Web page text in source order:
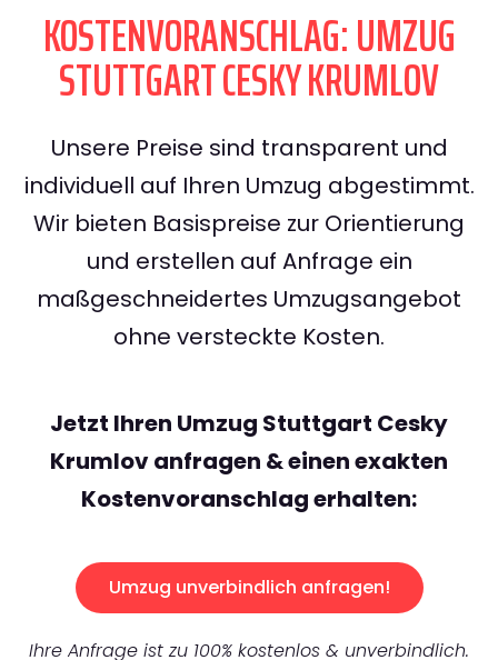
KOSTENVORANSCHLAG: UMZUG
STUTTGART CESKY KRUMLOV
Unsere Preise sind transparent und
individuell auf Ihren Umzug abgestimmt.
Wir bieten Basispreise zur Orientierung
und erstellen auf Anfrage ein
maßgeschneidertes Umzugsangebot
ohne versteckte Kosten.
Jetzt Ihren Umzug Stuttgart Cesky
Krumlov anfragen & einen exakten
Kostenvoranschlag erhalten:
Umzug unverbindlich anfragen!
Ihre Anfrage ist zu 100% kostenlos & unverbindlich.